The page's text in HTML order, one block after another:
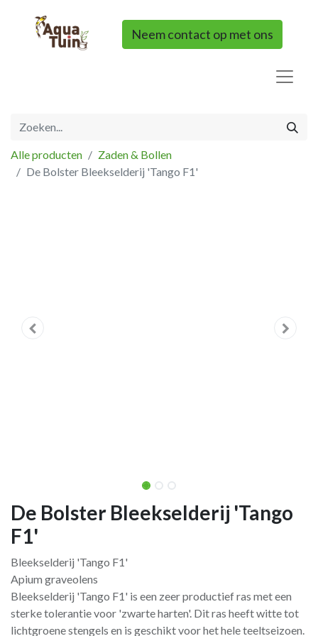
Neem contact op met ons
Alle producten
Zaden & Bollen
De Bolster Bleekselderij 'Tango F1'
De Bolster Bleekselderij 'Tango
F1'
Bleekselderij 'Tango F1'
Apium graveolens
Bleekselderij 'Tango F1' is een zeer productief ras met een
sterke tolerantie voor 'zwarte harten'. Dit ras heeft witte tot
lichtgroene stengels en is geschikt voor het hele teeltseizoen.